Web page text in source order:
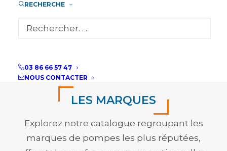
RECHERCHE
03 86 66 57 47
NOUS CONTACTER
LES MARQUES
Explorez notre catalogue regroupant les
marques de pompes les plus réputées,